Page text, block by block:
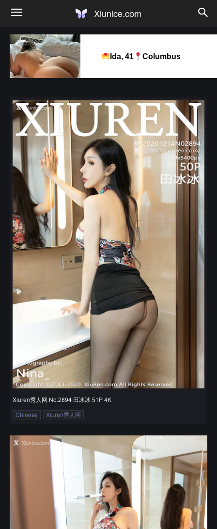
Xiunice.com
Ida, 41 Columbus
Xiuren秀人网 No.2894 田冰冰 51P 4K
Chinese
Xiuren秀人网